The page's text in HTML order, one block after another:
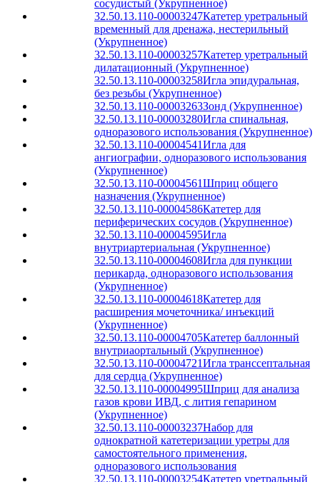
сосудистый (Укрупненное)
32.50.13.110-00003247Катетер уретральный
временный для дренажа, нестерильный
(Укрупненное)
32.50.13.110-00003257Катетер уретральный
дилатационный (Укрупненное)
32.50.13.110-00003258Игла эпидуральная,
без резьбы (Укрупненное)
32.50.13.110-00003263Зонд (Укрупненное)
32.50.13.110-00003280Игла спинальная,
одноразового использования (Укрупненное)
32.50.13.110-00004541Игла для
ангиографии, одноразового использования
(Укрупненное)
32.50.13.110-00004561Шприц общего
назначения (Укрупненное)
32.50.13.110-00004586Катетер для
периферических сосудов (Укрупненное)
32.50.13.110-00004595Игла
внутриартериальная (Укрупненное)
32.50.13.110-00004608Игла для пункции
перикарда, одноразового использования
(Укрупненное)
32.50.13.110-00004618Катетер для
расширения мочеточника/ инъекций
(Укрупненное)
32.50.13.110-00004705Катетер баллонный
внутриаортальный (Укрупненное)
32.50.13.110-00004721Игла транссептальная
для сердца (Укрупненное)
32.50.13.110-00004995Шприц для анализа
газов крови ИВД, с лития гепарином
(Укрупненное)
32.50.13.110-00003237Набор для
однократной катетеризации уретры для
самостоятельного применения,
одноразового использования
32.50.13.110-00003254Катетер уретральный